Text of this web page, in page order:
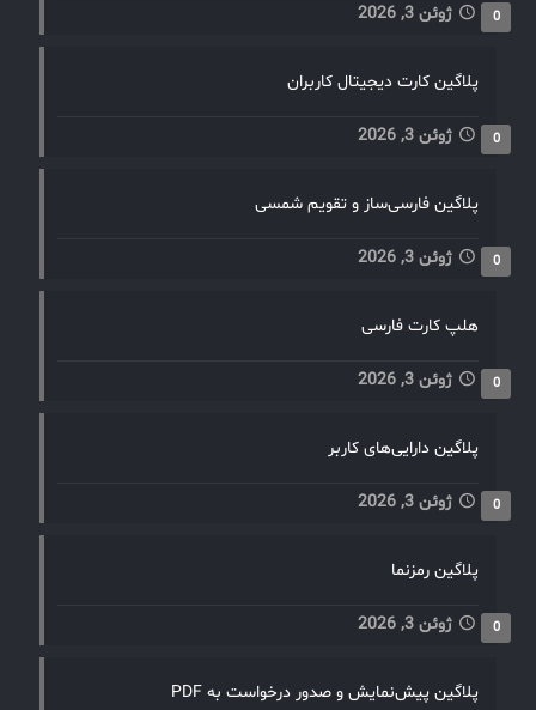
ژوئن 3, 2026 0
پلاگین کارت دیجیتال کاربران
ژوئن 3, 2026 0
پلاگین فارسی‌ساز و تقویم شمسی
ژوئن 3, 2026 0
هلپ کارت فارسی
ژوئن 3, 2026 0
پلاگین دارایی‌های کاربر
ژوئن 3, 2026 0
پلاگین رمزنما
ژوئن 3, 2026 0
پلاگین پیش‌نمایش و صدور درخواست به PDF